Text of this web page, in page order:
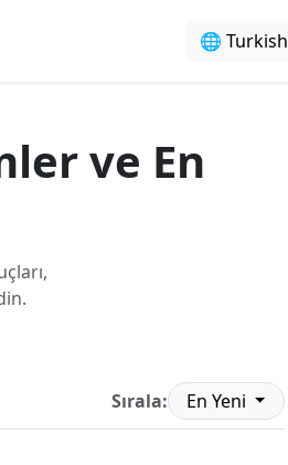
🌐 Turkish
ve En
Sırala: En Yeni